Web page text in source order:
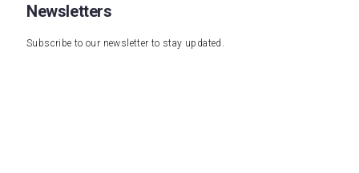
Newsletters
Subscribe to our newsletter to stay updated.